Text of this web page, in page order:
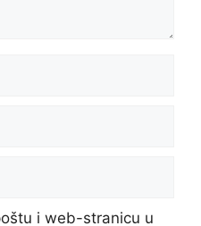
i web-stranicu u